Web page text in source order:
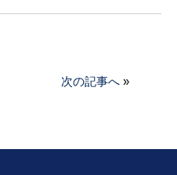
次の記事へ»